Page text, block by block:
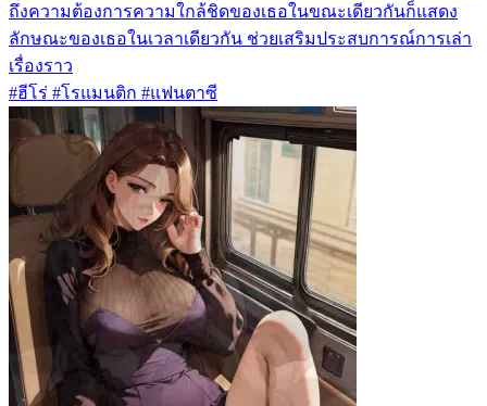
ถึงความต้องการความใกล้ชิดของเธอในขณะเดียวกันก็แสดง
ลักษณะของเธอในเวลาเดียวกัน ช่วยเสริมประสบการณ์การเล่า
เรื่องราว
#ฮีโร่ #โรแมนติก #แฟนตาซี